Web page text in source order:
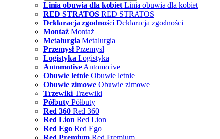
Linia obuwia dla kobiet Linia obuwia dla kobiet
RED STRATOS RED STRATOS
Deklaracja zgodności Deklaracja zgodności
Montaż Montaż
Metalurgia Metalurgia
Przemysł Przemysł
Logistyka Logistyka
Automotive Automotive
Obuwie letnie Obuwie letnie
Obuwie zimowe Obuwie zimowe
Trzewiki Trzewiki
Półbuty Półbuty
Red 360 Red 360
Red Lion Red Lion
Red Ego Red Ego
Red Premium Red Premium